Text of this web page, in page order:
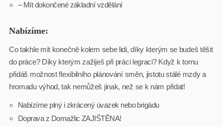
– Mít dokončené základní vzdělání
Nabízíme:
Co takhle mít konečně kolem sebe lidi, díky kterým se budeš těšit
do práce? Díky kterým zažiješ při práci legraci? Když k tomu
přidáš možnost flexibilního plánování směn, jistotu stálé mzdy a
hromadu výhod, tak nemůžeš jinak, než se k nám přidat!
Nabízíme plný i zkrácený úvazek nebo brigádu
Doprava z Domažlic ZAJIŠTĚNA!